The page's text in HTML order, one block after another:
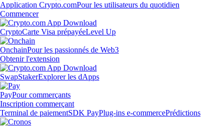
Application Crypto.comPour les utilisateurs du quotidien
Commencer
CryptoCarte Visa prépayéeLevel Up
OnchainPour les passionnés de Web3
Obtenir l'extension
SwapStakerExplorer les dApps
PayPour commerçants
Inscription commerçant
Terminal de paiementSDK PayPlug-ins e-commercePrédictions